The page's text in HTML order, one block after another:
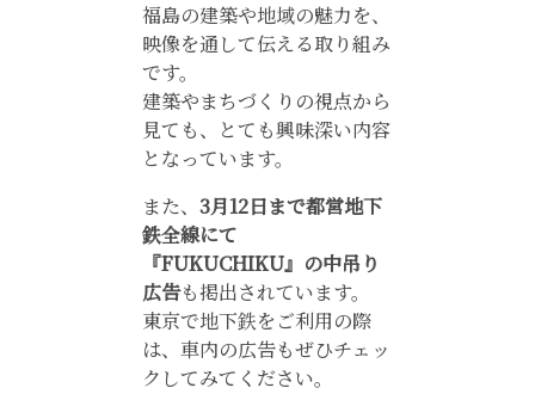
福島の建築や地域の魅力を、
映像を通して伝える取り組み
です。
建築やまちづくりの視点から
見ても、とても興味深い内容
となっています。
また、 3月12日まで都営地下
鉄全線にて
『FUKUCHIKU』の中吊り
広告も掲出されています。
東京で地下鉄をご利用の際
は、車内の広告もぜひチェッ
クしてみてください。